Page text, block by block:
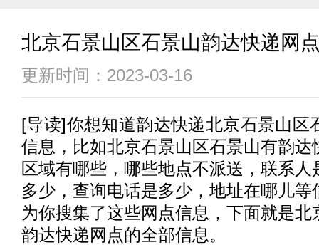
北京石景山区石景山韵达快递网
更新时间：2023-03-16
[导读]你想知道韵达快递北京石景山区
信息，比如北京石景山区石景山有韵达
区域有哪些，哪些地点不派送，联系
多少，查询电话是多少，地址在哪儿等
为你搜集了这些网点信息，下面就是北
韵达快递网点的全部信息。